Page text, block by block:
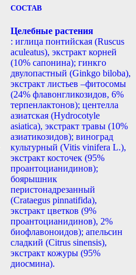
СОСТАВ
Целебные растения
: иглица понтийская (Ruscus
aculeatus), экстракт корней
(10% сапонина); гинкго
двулопастный (Ginkgo biloba),
экстракт листьев –фитосомы
(24% флавонгликозидов, 6%
терпенлактонов); центелла
азиатская (Hydrocotyle
asiatica), экстракт травы (10%
азиатикозидов); виноград
культурный (Vitis vinifera L.),
экстракт косточек (95%
проантоцианидинов);
боярышник
перистонадрезанный
(Crataegus pinnatifida),
экстракт цветков (9%
проантоцианидинов), 2%
биофлавоноидов); апельсин
сладкий (Citrus sinensis),
экстракт кожуры (95%
диосмина).